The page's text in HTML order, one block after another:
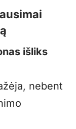
išliks
nebent